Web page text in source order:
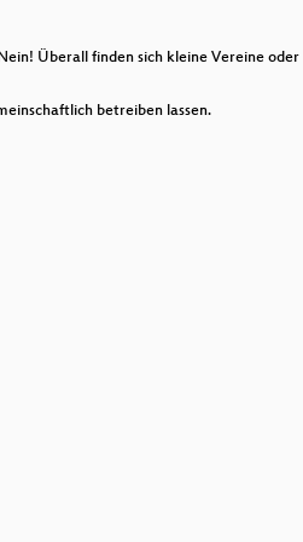
Überall finden sich kleine Vereine oder
betreiben lassen.